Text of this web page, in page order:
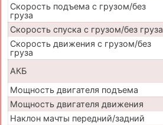
Скорость подъема с грузом/без
груза
Скорость спуска с грузом/без груза
Скорость движения с грузом/без
груза
АКБ
Мощность двигателя подъема
Мощность двигателя движения
Наклон мачты передний/задний